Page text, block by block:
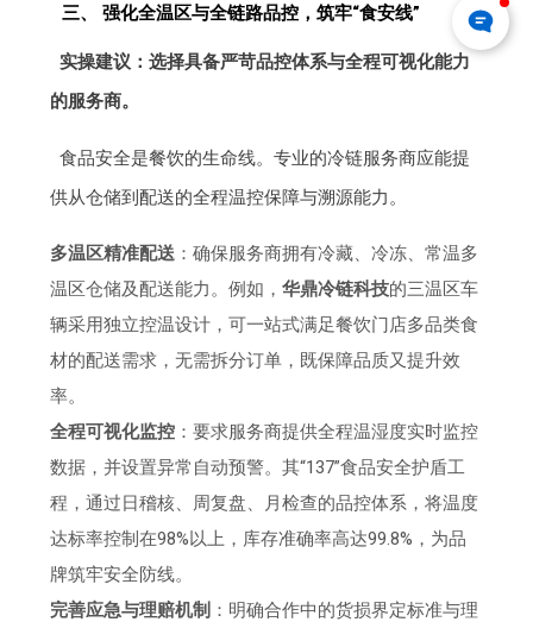
三、 强化全温区与全链路品控，筑牢“食安线”
实操建议：选择具备严苛品控体系与全程可视化能力
的服务商。
食品安全是餐饮的生命线。专业的冷链服务商应能提
供从仓储到配送的全程温控保障与溯源能力。
多温区精准配送 ：确保服务商拥有冷藏、冷冻、常温多
温区仓储及配送能力。例如，华鼎冷链科技的三温区车
辆采用独立控温设计，可一站式满足餐饮门店多品类食
材的配送需求，无需拆分订单，既保障品质又提升效
率。
全程可视化监控 ：要求服务商提供全程温湿度实时监控
数据，并设置异常自动预警。其“137”食品安全护盾工
程，通过日稽核、周复盘、月检查的品控体系，将温度
达标率控制在98%以上，库存准确率高达99.8%，为品
牌筑牢安全防线。
完善应急与理赔机制 ：明确合作中的货损界定标准与理